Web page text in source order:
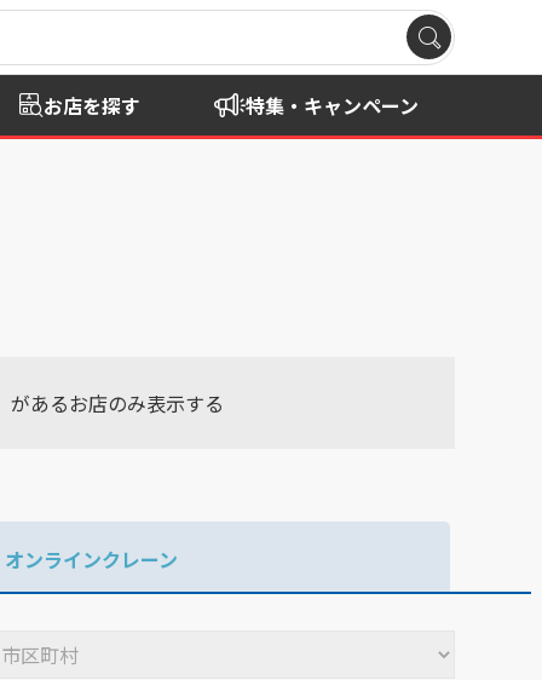
お店を探す 特集・キャンペーン
があるお店のみ表示する
オンラインクレーン